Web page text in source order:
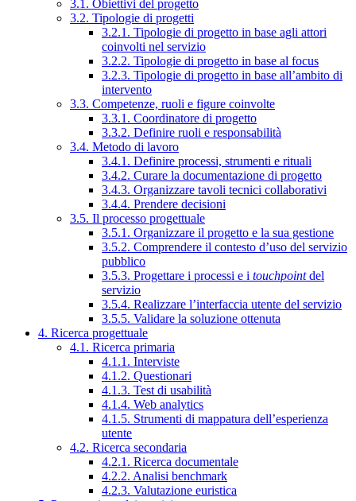
3.1. Obiettivi del progetto
3.2. Tipologie di progetti
3.2.1. Tipologie di progetto in base agli attori
coinvolti nel servizio
3.2.2. Tipologie di progetto in base al focus
3.2.3. Tipologie di progetto in base all’ambito di
intervento
3.3. Competenze, ruoli e figure coinvolte
3.3.1. Coordinatore di progetto
3.3.2. Definire ruoli e responsabilità
3.4. Metodo di lavoro
3.4.1. Definire processi, strumenti e rituali
3.4.2. Curare la documentazione di progetto
3.4.3. Organizzare tavoli tecnici collaborativi
3.4.4. Prendere decisioni
3.5. Il processo progettuale
3.5.1. Organizzare il progetto e la sua gestione
3.5.2. Comprendere il contesto d’uso del servizio
pubblico
3.5.3. Progettare i processi e i touchpointdel
servizio
3.5.4. Realizzare l’interfaccia utente del servizio
3.5.5. Validare la soluzione ottenuta
4. Ricerca progettuale
4.1. Ricerca primaria
4.1.1. Interviste
4.1.2. Questionari
4.1.3. Test di usabilità
4.1.4. Web analytics
4.1.5. Strumenti di mappatura dell’esperienza
utente
4.2. Ricerca secondaria
4.2.1. Ricerca documentale
4.2.2. Analisi benchmark
4.2.3. Valutazione euristica